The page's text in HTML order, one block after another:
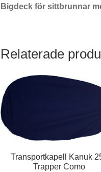
Bigdeck för sittbrunnar
Relaterade
Transportkapell Kanuk
Trapper Como